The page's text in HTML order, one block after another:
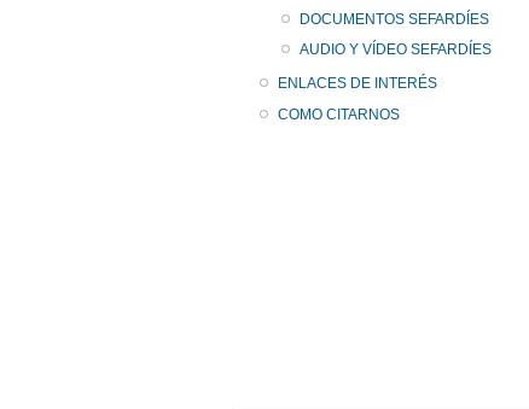
DOCUMENTOS SEFARDÍES
AUDIO Y VÍDEO SEFARDÍES
ENLACES DE INTERÉS
COMO CITARNOS